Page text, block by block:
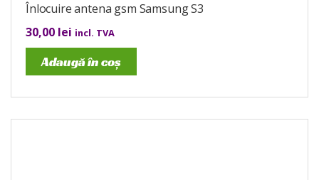
Înlocuire antena gsm Samsung S3
30,00 lei incl. TVA
Adaugă în coș